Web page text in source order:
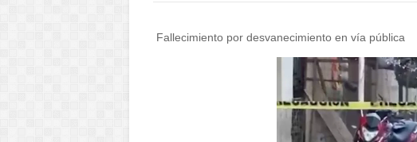
Fallecimiento por desvanecimiento en vía pública